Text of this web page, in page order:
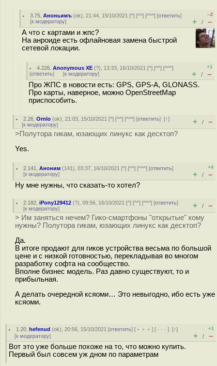
3.75 ,Аноньимъ (ok), 21:44, 15/10/2021 [^] [^^] [^^^] [ответить]
[к модератору]
–2
+ / –
А что с картами и жпс?
На анроиде есть офлайновая замена быстрой
сетевой локации.
4.226 ,Anonymous XE (?), 13:33, 16/10/2021 [^] [^^] [^^^]
[ответить] [к модератору]
+1
+ / –
Про ЖПС в новости есть: GPS, GPS-A, GLONASS.
Про карты, наверное, можно OpenStreetMap
приспособить.
2.26 ,Ornlo (ok), 21:03, 15/10/2021 [^] [^^] [^^^] [ответить][↑]
[к модератору] + / –
>Полутора гикам, юзающих линукс как десктоп?
Yes.
2.141 ,Аноним (141), 03:37, 16/10/2021 [^] [^^] [^^^] [ответить]
[к модератору]
+4
+ / –
Ну мне нужны, что сказать-то хотел?
2.182 ,iPony129412 (?), 09:56, 16/10/2021 [^] [^^] [^^^] [ответить]
[к модератору] + / –
> Им заняться нечем? Гико-смартфоны "открытые" кому
нужны? Полутора гикам, юзающих линукс как десктоп?
Да.
В итоге продают для гиков устройства весьма по большой
цене и с низкой готовностью, перекладывая во многом
разработку софта на сообщество.
Вполне бизнес модель. Раз давно существуют, то и
прибыльная.
А делать очередной ксяоми… Это невыгодно, ибо есть уже
ксяоми.
1.20 ,hefenud (ok), 20:56, 15/10/2021 [ответить] [ ﹢﹢﹢] [ · · ·][↑]
[к модератору]
+1
+ / –
Вот это уже больше похоже на то, что можно купить.
Первый был совсем уж дном по параметрам